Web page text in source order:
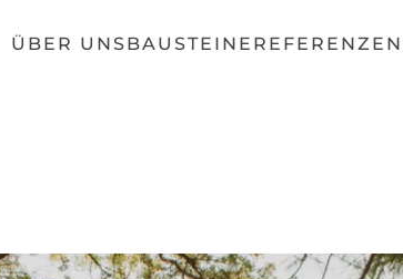
ÜBER UNSBAUSTEINE REFERENZEN